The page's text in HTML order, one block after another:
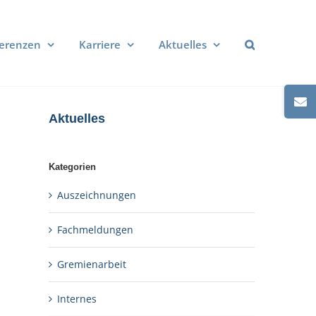
Karriere Aktuelles
Aktuelles
Kategorien
Auszeichnungen
Fachmeldungen
Gremienarbeit
Internes
Sliding